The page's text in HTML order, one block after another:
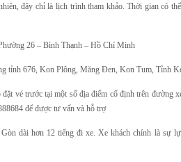
đây chỉ là lịch trình tham khảo. Thời gian có
26 – Bình Thạnh – Hồ Chí Minh
tỉnh 676, Kon Plông, Măng Đen, Kon Tum, Tỉnh
vé trước tại một số địa điểm cố định trên đường
để được tư vấn và hỗ trợ
dài hơn 12 tiếng đi xe. Xe khách chính là sự